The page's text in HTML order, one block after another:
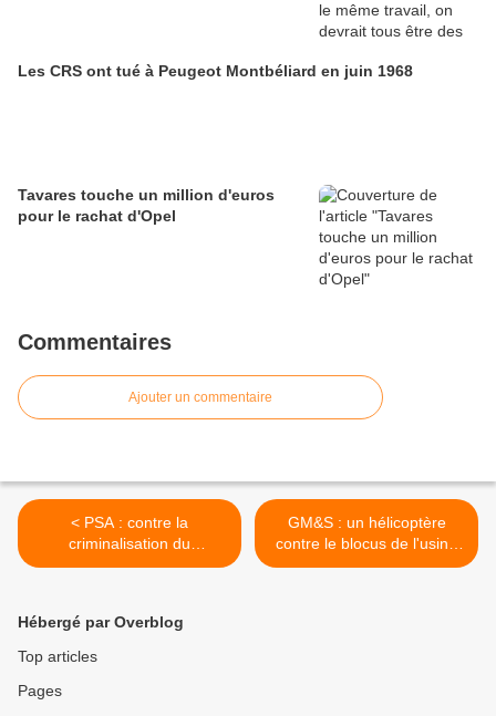
Les CRS ont tué à Peugeot Montbéliard en juin 1968
Tavares touche un million d'euros
pour le rachat d'Opel
Commentaires
Ajouter un commentaire
< PSA : contre la
criminalisation du
mouvement social
GM&S : un hélicoptère
contre le blocus de l'usine
PSA de Sept-Fons >
Hébergé par Overblog
Top articles
Pages